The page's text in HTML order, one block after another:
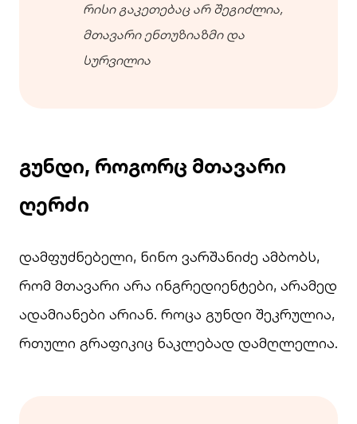
რისი გაკეთებაც არ შეგიძლია,
მთავარი ენთუზიაზმი და
სურვილია
გუნდი, როგორც მთავარი
ღერძი
დამფუძნებელი, ნინო ვარშანიძე ამბობს,
რომ მთავარი არა ინგრედიენტები, არამედ
ადამიანები არიან. როცა გუნდი შეკრულია,
რთული გრაფიკიც ნაკლებად დამღლელია.